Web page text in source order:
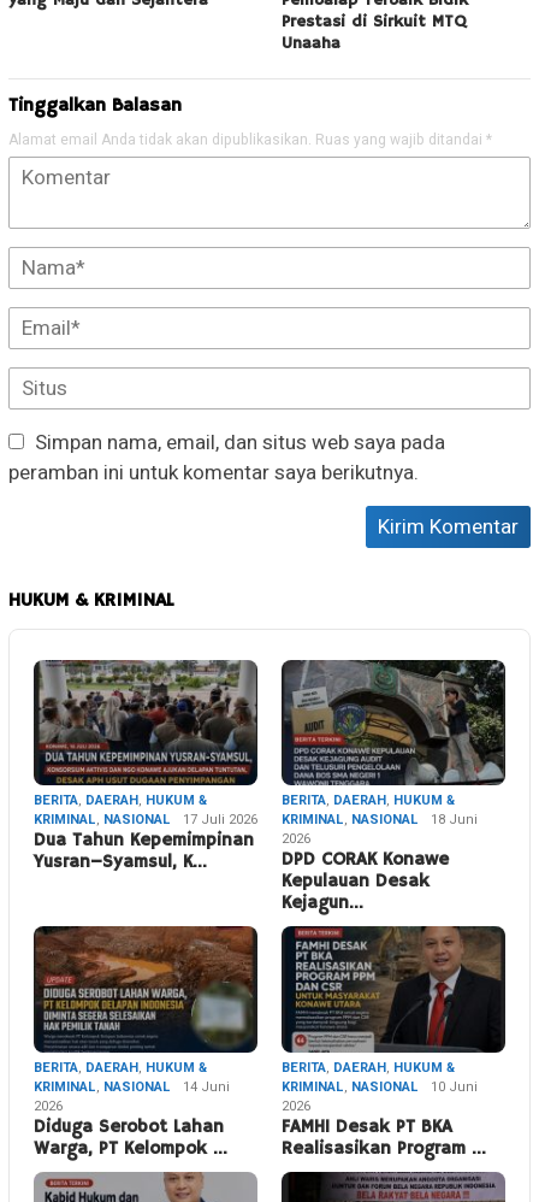
Prestasi di Sirkuit MTQ
Unaaha
Tinggalkan Balasan
Alamat email Anda tidak akan dipublikasikan. Ruas yang wajib ditandai *
Simpan nama, email, dan situs web saya pada
peramban ini untuk komentar saya berikutnya.
HUKUM & KRIMINAL
BERITA, DAERAH, HUKUM &
KRIMINAL, NASIONAL 17 Juli 2026
Dua Tahun Kepemimpinan
Yusran–Syamsul, K…
BERITA, DAERAH, HUKUM &
KRIMINAL, NASIONAL
18 Juni
2026
DPD CORAK Konawe
Kepulauan Desak
Kejagun…
BERITA, DAERAH, HUKUM &
KRIMINAL, NASIONAL
14 Juni
2026
Diduga Serobot Lahan
Warga, PT Kelompok …
BERITA, DAERAH, HUKUM &
KRIMINAL, NASIONAL
10 Juni
2026
FAMHI Desak PT BKA
Realisasikan Program …